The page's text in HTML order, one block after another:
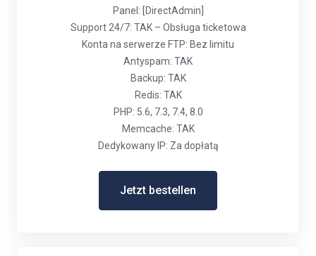
Panel: [DirectAdmin]
Support 24/7: TAK – Obsługa ticketowa
Konta na serwerze FTP: Bez limitu
Antyspam: TAK
Backup: TAK
Redis: TAK
PHP: 5.6, 7.3, 7.4, 8.0
Memcache: TAK
Dedykowany IP: Za dopłatą
Jetzt bestellen